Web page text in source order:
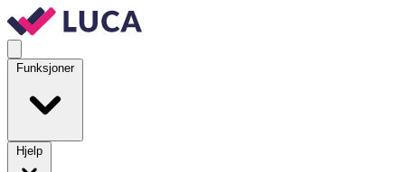
Funksjoner
Hjelp